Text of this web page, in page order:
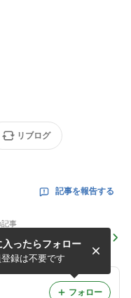
リブログ
記事を報告する
事
入ったらフォロー
録は不要です
フォロー